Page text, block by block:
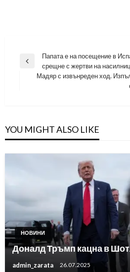
Навигация
Previous
Папата е на посещение в
срещне с жертви на
Мадяр с извънреден ход.
YOU MIGHT ALSO LIKE
НОВИНИ
Доналд Тръмп кацна в
admin_zarata 26.07.2025